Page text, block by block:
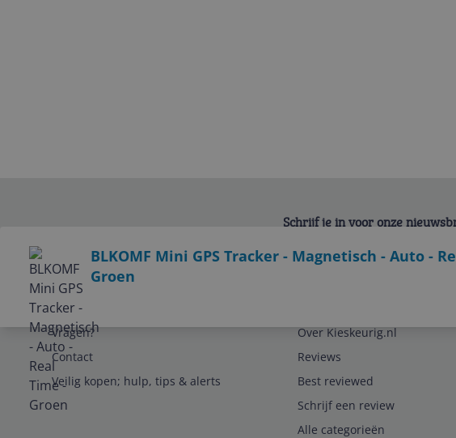
BLKOMF Mini GPS Tracker - Magnetisch - Auto -
Groen
Schrijf je in voor onze
Service
Vragen?
Contact
Veilig kopen; hulp, tips & alerts
Over Kieskeurig.nl
Reviews
Best reviewed
Schrijf een review
Alle categorieën